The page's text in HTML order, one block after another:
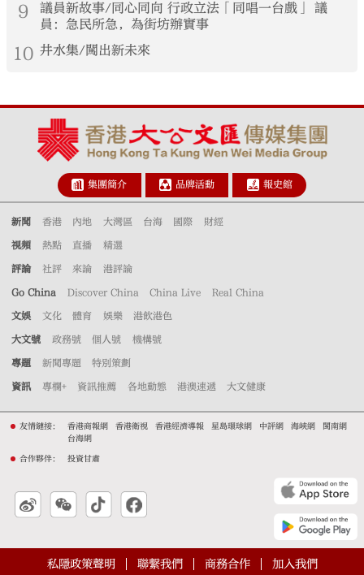
9
議員新故事/同心同向 行政立法「同唱一台戲」 議
員：急民所急，為街坊辦實事
10 井水集/闖出新未來
集團簡介 品牌活動 報史館
新聞 香港 內地 大灣區 台海 國際 財經
視頻 熱點 直播 精選
評論 社評 來論 港評論
Go China Discover China China Live Real China
文娛 文化 體育 娛樂 港飲港色
大文號 政務號 個人號 機構號
專題 新聞專題 特別策劃
資訊 專欄+ 資訊推薦 各地動態 港澳速遞 大文健康
友情鏈接： 香港商報網 香港衛視 香港經濟導報 星島環球網 中評網 海峽網
閩南網
台海網
合作夥伴： 投資甘肅
私隱政策聲明 聯繫我們 商務合作 加入我們